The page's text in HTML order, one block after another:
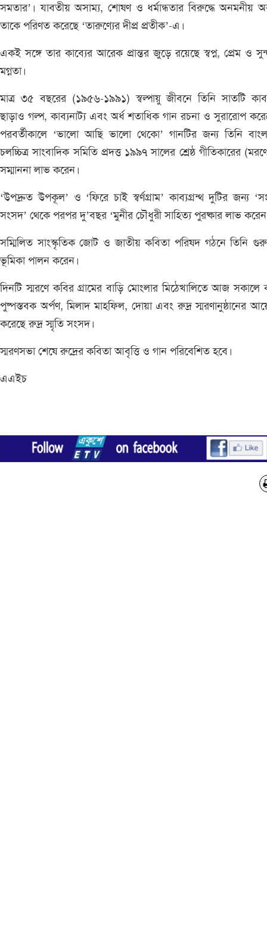
সমতার’। যাবতীয় অসাম্য, শোষণ ও ধর্মান্ধতার বিরুদ্ধে অনমনীয়
তাকে পরিণত করেছে ‘তারুণ্যের দীপ্র প্রতীক’-এ।
একই সঙ্গে তার কাব্যের আরেক প্রান্তর জুড়ে রয়েছে স্বপ্ন, প্রেম ও
মগ্নতা।
মাত্র ৩৫ বছরের (১৯৫৬-১৯৯১) স্বল্পায়ু জীবনে তিনি সাতটি
ছাড়াও গল্প, কাব্যনাট্য এবং অর্ধ শতাধিক গান রচনা ও সুরারোপ
পরবর্তীকালে ‘ভালো আছি ভালো থেকো’ গানটির জন্য তিনি
চলচ্চিত্র সাংবাদিক সমিতি প্রদত্ত ১৯৯৭ সালের শ্রেষ্ঠ গীতিকারের
সম্মাননা লাভ করেন।
‘উপদ্রুত উপকূল’ ও ‘ফিরে চাই স্বর্ণগ্রাম’ কাব্যগ্রন্থ দুটির জন্য
সংসদ’ থেকে পরপর দু’বছর ‘মুনীর চৌধুরী সাহিত্য পুরষ্কার লাভ
সম্মিলিত সাংস্কৃতিক জোট ও জাতীয় কবিতা পরিষদ গঠনে তিনি
ভূমিকা পালন করেন।
দিনটি স্মরণে কবির গ্রামের বাড়ি মোংলার মিঠেখালিতে আজ সকালে
পুষ্পস্তবক অর্পণ, মিলাদ মাহফিল, দোয়া এবং রুদ্র স্মরণানুষ্ঠানের
করেছে রুদ্র স্মৃতি সংসদ।
স্মরণসভা শেষে রুদ্রের কবিতা আবৃত্তি ও গান পরিবেশিত হবে।
এএইচ